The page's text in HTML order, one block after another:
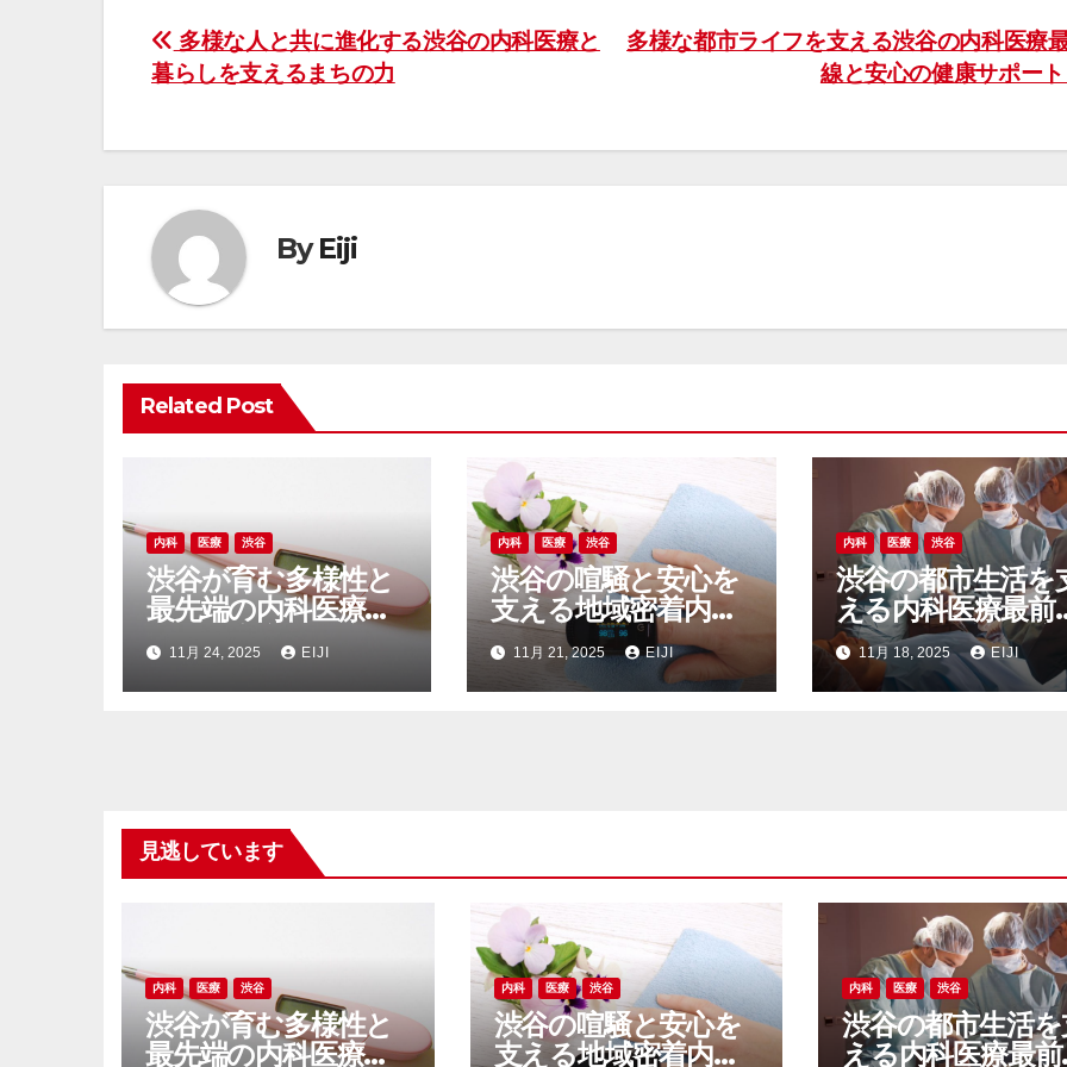
投
稿
ナ
ゲ
ー
シ
ョ
ン
多様な都市ライフを支える渋谷の内科医療
線と安心の健康サポー
多様な人と共に進化する渋谷の内科医療と
暮らしを支えるまちの力
ByEiji
Related Post
内科 医療 渋谷
渋谷が育む多様性と
最先端の内科医療が
支える安心の都市生
活11月 24, 2025 EIJI
内科 医療 渋谷
渋谷の喧騒と安心を
支える地域密着内科
と医療インフラの裏
側11月 21, 2025 EIJI
内科 医療 渋谷
渋谷の都市生活を
える内科医療最前
多様なニーズに応
る街の健康インフ
11月 18, 2025 EIJI
見逃しています
内科 医療 渋谷
渋谷が育む多様性と
最先端の内科医療が
内科 医療 渋谷
渋谷の喧騒と安心を
支える地域密着内科
内科 医療 渋谷
渋谷の都市生活
える内科医療最